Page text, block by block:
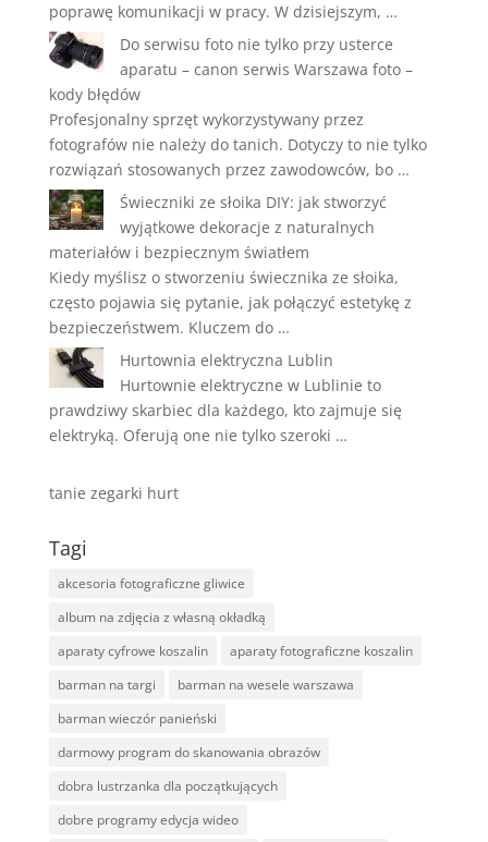
poprawę komunikacji w pracy. W dzisiejszym, …
Do serwisu foto nie tylko przy usterce
aparatu – canon serwis Warszawa foto –
kody błędów
Profesjonalny sprzęt wykorzystywany przez
fotografów nie należy do tanich. Dotyczy to nie tylko
rozwiązań stosowanych przez zawodowców, bo …
Świeczniki ze słoika DIY: jak stworzyć
wyjątkowe dekoracje z naturalnych
materiałów i bezpiecznym światłem
Kiedy myślisz o stworzeniu świecznika ze słoika,
często pojawia się pytanie, jak połączyć estetykę z
bezpieczeństwem. Kluczem do …
Hurtownia elektryczna Lublin
Hurtownie elektryczne w Lublinie to
prawdziwy skarbiec dla każdego, kto zajmuje się
elektryką. Oferują one nie tylko szeroki …
tanie zegarki hurt
Tagi
akcesoria fotograficzne gliwice
album na zdjęcia z własną okładką
aparaty cyfrowe koszalin
aparaty fotograficzne koszalin
barman na targi
barman na wesele warszawa
barman wieczór panieński
darmowy program do skanowania obrazów
dobra lustrzanka dla początkujących
dobre programy edycja wideo